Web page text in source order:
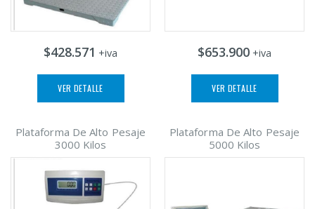
$428.571 +iva
VER DETALLE
$653.900 +iva
VER DETALLE
Plataforma De Alto Pesaje
3000 Kilos
Plataforma De Alto Pesaje
5000 Kilos